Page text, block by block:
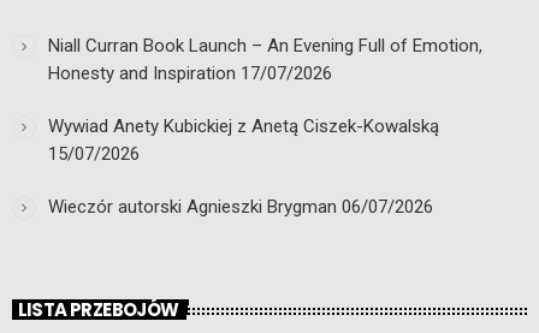
Niall Curran Book Launch – An Evening Full of Emotion,
Honesty and Inspiration 17/07/2026
Wywiad Anety Kubickiej z Anetą Ciszek-Kowalską
15/07/2026
Wieczór autorski Agnieszki Brygman 06/07/2026
LISTA PRZEBOJÓW